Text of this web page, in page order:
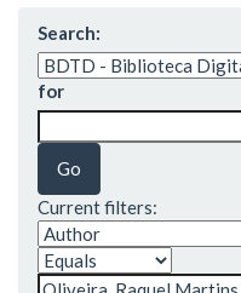
Search:
for
Current filters: